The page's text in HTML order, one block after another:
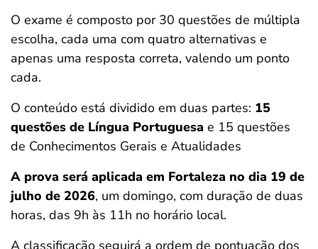
O exame é composto por 30 questões de múltipla
escolha, cada uma com quatro alternativas e
apenas uma resposta correta, valendo um ponto
cada.
O conteúdo está dividido em duas partes: 15
questões de Língua Portuguesa e 15 questões
de Conhecimentos Gerais e Atualidades
A prova será aplicada em Fortaleza no dia 19 de
julho de 2026, um domingo, com duração de duas
horas, das 9h às 11h no horário local.
A classificação seguirá a ordem de pontuação dos